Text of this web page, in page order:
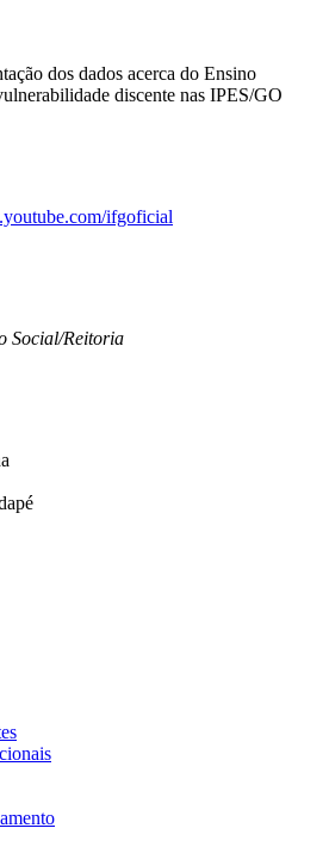
dos dados acerca do Ensino
discente nas IPES/GO
ifgoficial
Social/Reitoria